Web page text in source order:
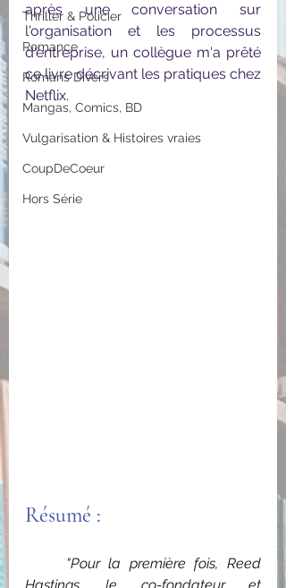
Thriller & Policier
Romance
Romans Divers
Mangas, Comics, BD
Vulgarisation & Histoires vraies
CoupDeCoeur
Hors Série
après une conversation sur
l'organisation et les processus
d'entreprise, un collègue m'a prêté
ce livre décrivant les pratiques chez
Netflix.
Résumé :
	"
Pour la première fois, Reed